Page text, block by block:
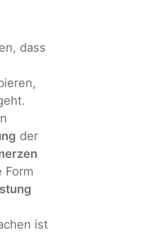
dass
der
Form
ist